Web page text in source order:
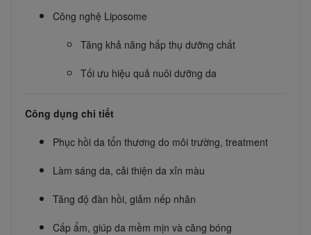
Công nghệ Liposome
Tăng khả năng hấp thụ dưỡng chất
Tối ưu hiệu quả nuôi dưỡng da
Công dụng chi tiết
Phục hồi da tổn thương do môi trường, treatment
Làm sáng da, cải thiện da xỉn màu
Tăng độ đàn hồi, giảm nếp nhăn
Cấp ẩm, giúp da mềm mịn và căng bóng